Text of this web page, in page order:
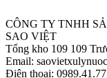
CÔNG TY TNHH
SAO VIỆT
Tổng kho 109 109
Email:
Điện thoại: